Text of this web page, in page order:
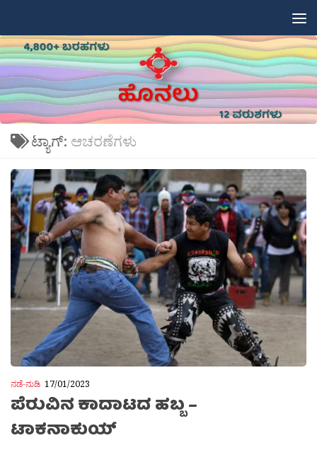
ಟ್ಯಾಗ್: ಆಚರಣೆಗಳು
ನಡೆ-ನುಡಿ 17/01/2023
ಪೆರುವಿನ ಕಾದಾಟದ ಹಬ್ಬ –
ಟಾಕನಾಕುಯ್